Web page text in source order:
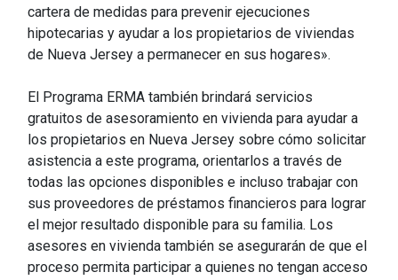
cartera de medidas para prevenir ejecuciones
hipotecarias y ayudar a los propietarios de viviendas
de Nueva Jersey a permanecer en sus hogares».
El Programa ERMA también brindará servicios
gratuitos de asesoramiento en vivienda para ayudar a
los propietarios en Nueva Jersey sobre cómo solicitar
asistencia a este programa, orientarlos a través de
todas las opciones disponibles e incluso trabajar con
sus proveedores de préstamos financieros para lograr
el mejor resultado disponible para su familia. Los
asesores en vivienda también se asegurarán de que el
proceso permita participar a quienes no tengan acceso